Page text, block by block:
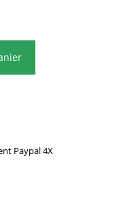
Paypal 4X